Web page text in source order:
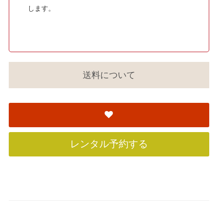
します。
送料について
レンタル予約する